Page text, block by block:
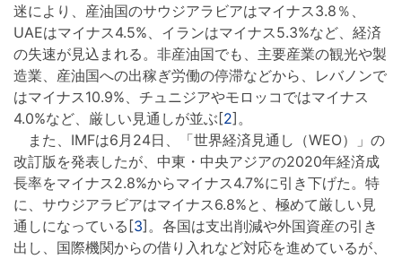
迷により、産油国のサウジアラビアはマイナス3.8％、
UAEはマイナス4.5%、イランはマイナス5.3%など、経済
の失速が見込まれる。非産油国でも、主要産業の観光や製
造業、産油国への出稼ぎ労働の停滞などから、レバノンで
はマイナス10.9%、チュニジアやモロッコではマイナス
4.0%など、厳しい見通しが並ぶ[2]。
また、IMFは6月24日、「世界経済見通し（WEO）」の
改訂版を発表したが、中東・中央アジアの2020年経済成
長率をマイナス2.8%からマイナス4.7%に引き下げた。特
に、サウジアラビアはマイナス6.8%と、極めて厳しい見
通しになっている[3]。各国は支出削減や外国資産の引き
出し、国際機関からの借り入れなど対応を進めているが、